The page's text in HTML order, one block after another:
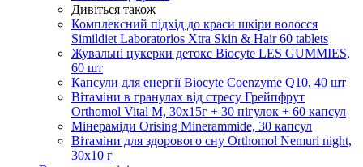
Дивіться також
Комплексний підхід до краси шкіри волосся
Simildiet Laboratorios Xtra Skin & Hair 60 tablets
Жувальні цукерки детокс Biocyte LES GUMMIES,
60 шт
Капсули для енергії Biocyte Coenzyme Q10, 40 шт
Вітаміни в гранулах від стресу Грейпфрут
Orthomol Vital M, 30х15г + 30 пігулок + 60 капсул
Мінераміди Orising Minerammide, 30 капсул
Вітаміни для здорового сну Orthomol Nemuri night,
30х10 г